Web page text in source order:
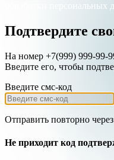
обработки персональных
Подтвердите
На номер +7(999) 999-99-
Введите его, чтобы
Введите смс-код
Отправить повторно через
Не приходит код